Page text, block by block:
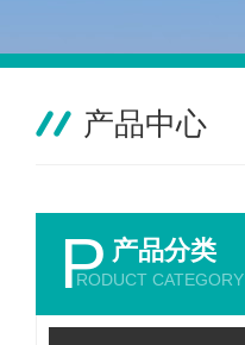
产品中心
P 产品分类
RODUCT CATEGORY